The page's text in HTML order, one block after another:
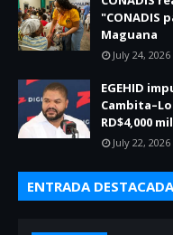
"CONADIS
Maguana
July 24, 2026
EGEHID
RD$4,000
July 22, 2026
ENTRADA DESTACADA